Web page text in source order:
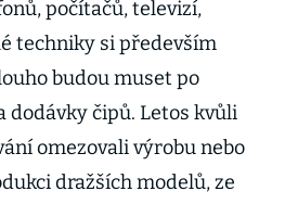
počítačů, televizí,
techniky si především
budou muset po
dodávky čipů. Letos kvůli
omezovali výrobu nebo
dražších modelů, ze